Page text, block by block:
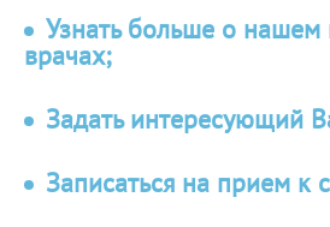
Узнать больше о нашем
врачах;
Задать интересующий
Записаться на прием к